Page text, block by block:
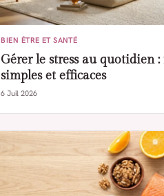
BIEN ÊTRE ET SANTÉ
Gérer le stress au quotidien :
simples et efficaces
6 Juil 2026